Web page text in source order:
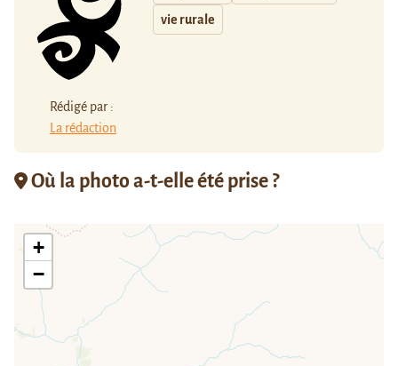
Rédigé par :
La rédaction
vie rurale
Où la photo a-t-elle été prise ?
+
−